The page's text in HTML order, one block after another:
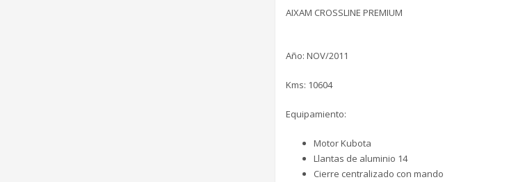
AIXAM CROSSLINE PREMIUM
Año: NOV/2011
Kms: 10604
Equipamiento:
Motor Kubota
Llantas de aluminio 14
Cierre centralizado con mando